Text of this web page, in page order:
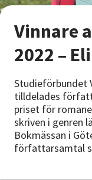
Nyheter
Avdelningar
Lyssna
Vinnare
2022 –
Studieförbundet
tilldelades
priset för
skriven i genren
Bokmässan i
författarsamtal